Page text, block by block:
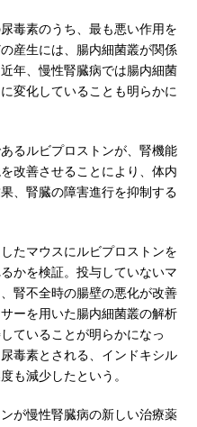
毒素のうち、最も悪い作用を
産生には、腸内細菌叢が関係
年、慢性腎臓病では腸内細菌
変化していることも明らかに
るルビプロストンが、腎機能
改善させることにより、体内
、腎臓の障害進行を抑制する
たマウスにルビプロストンを
かを検証。投与していないマ
腎不全時の腸壁の悪化が改善
ーを用いた腸内細菌叢の解析
ていることが明らかになっ
毒素とされる、インドキシル
も減少したという。
が慢性腎臓病の新しい治療薬